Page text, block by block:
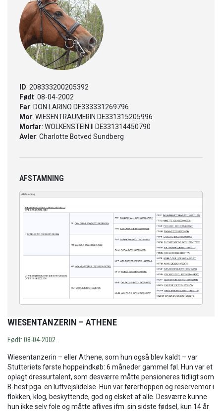
ID: 208333200205392
Født: 08-04-2002
Far: DON LARINO DE333331269796
Mor: WIESENTRÄUMERIN DE331315205996
Morfar: WOLKENSTEIN II DE331314450790
Avler: Charlotte Botved Sundberg
AFSTAMNING
WIESENTANZERIN – ATHENE
Født: 08-04-2002.
Wiesentanzerin – eller Athene, som hun også blev kaldt – var
Stutteriets første hoppeindkøb: 6 måneder gammel føl. Hun var et
oplagt dressurtalent, som desværre måtte pensioneres tidligt som
B-hest pga. en luftvejslidelse. Hun var førerhoppen og reservemor i
flokken, klog, beskyttende, god og elsket af alle. Desværre kunne
hun ikke selv fole og måtte aflives ifm. sin sidste fødsel, kun 14 år